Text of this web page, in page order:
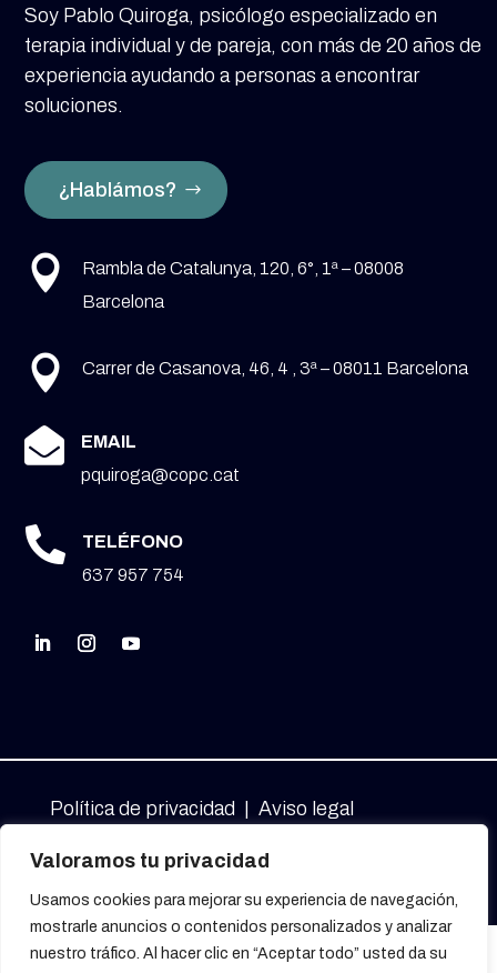
Valoramos tu privacidad
Usamos cookies para mejorar su experiencia de navegación,
mostrarle anuncios o contenidos personalizados y analizar
nuestro tráfico. Al hacer clic en “Aceptar todo” usted da su
Soy Pablo Quiroga, psicólogo especializado en
terapia individual y de pareja, con más de 20 años de
experiencia ayudando a personas a encontrar
soluciones.
¿Hablámos?

Rambla de Catalunya, 120, 6°, 1ª – 08008
Barcelona
 Carrer de Casanova, 46, 4 , 3ª – 08011 Barcelona

EMAIL
pquiroga@copc.cat

TELÉFONO
637 957 754
Política de privacidad | Aviso legal
Política de cookies